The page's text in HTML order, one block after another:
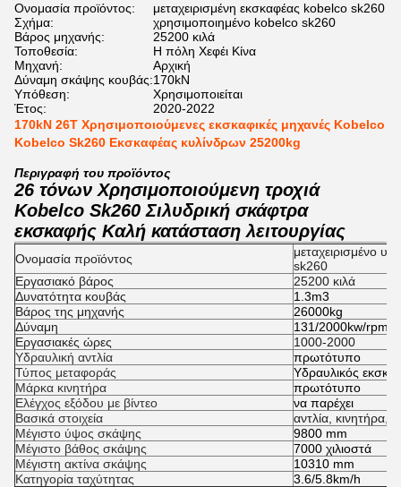
Ονομασία προϊόντος:
μεταχειρισμένη εκσκαφέας kobelco sk260
Σχήμα:
χρησιμοποιημένο kobelco sk260
Βάρος μηχανής:
25200 κιλά
Τοποθεσία:
Η πόλη Χεφέι Κίνα
Μηχανή:
Αρχική
Δύναμη σκάψης κουβάς:170kN
Υπόθεση:
Χρησιμοποιείται
Έτος:
2020-2022
170kN 26T Χρησιμοποιούμενες εκσκαφικές μηχανές Kobelco
Kobelco Sk260 Εκσκαφέας κυλίνδρων 25200kg
Περιγραφή του προϊόντος
26 τόνων Χρησιμοποιούμενη τροχιά
Kobelco Sk260 Σιλυδρική σκάφτρα
εκσκαφής Καλή κατάσταση λειτουργίας
Ονομασία προϊόντος
μεταχειρισμένο
sk260
Εργασιακό βάρος
25200 κιλά
Δυνατότητα κουβάς
1.3m3
Βάρος της μηχανής
26000kg
Δύναμη
131/2000kw/rpm
Εργασιακές ώρες
1000-2000
Υδραυλική αντλία
πρωτότυπο
Τύπος μεταφοράς
Υδραυλικός
Μάρκα κινητήρα
πρωτότυπο
Ελέγχος εξόδου με βίντεο
να παρέχει
Βασικά στοιχεία
αντλία, κινητήρα,
Μέγιστο ύψος σκάψης
9800 mm
Μέγιστο βάθος σκάψης
7000 χιλιοστά
Μέγιστη ακτίνα σκάψης
10310 mm
Κατηγορία ταχύτητας
3.6/5.8km/h